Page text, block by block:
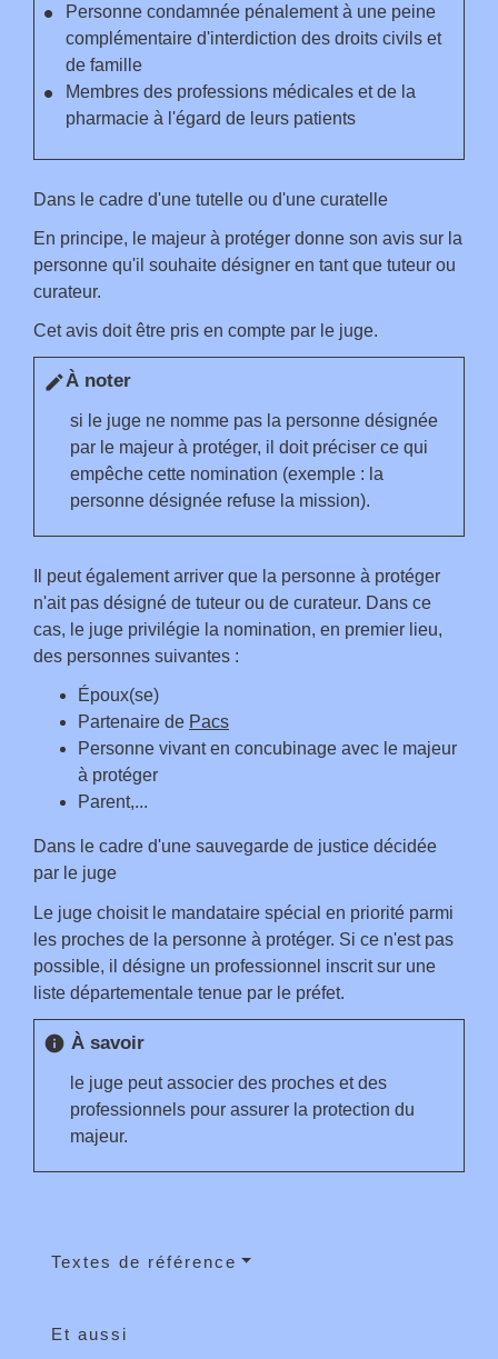
Personne condamnée pénalement à une peine
complémentaire d'interdiction des droits civils et
de famille
Membres des professions médicales et de la
pharmacie à l'égard de leurs patients
Dans le cadre d'une tutelle ou d'une curatelle
En principe, le majeur à protéger donne son avis sur la
personne qu'il souhaite désigner en tant que tuteur ou
curateur.
Cet avis doit être pris en compte par le juge.
editÀ noter
si le juge ne nomme pas la personne désignée
par le majeur à protéger, il doit préciser ce qui
empêche cette nomination (exemple : la
personne désignée refuse la mission).
Il peut également arriver que la personne à protéger
n'ait pas désigné de tuteur ou de curateur. Dans ce
cas, le juge privilégie la nomination, en premier lieu,
des personnes suivantes :
Époux(se)
Partenaire de Pacs
Personne vivant en concubinage avec le majeur
à protéger
Parent,...
Dans le cadre d'une sauvegarde de justice décidée
par le juge
Le juge choisit le mandataire spécial en priorité parmi
les proches de la personne à protéger. Si ce n'est pas
possible, il désigne un professionnel inscrit sur une
liste départementale tenue par le préfet.
info À savoir
le juge peut associer des proches et des
professionnels pour assurer la protection du
majeur.
Textes de référence
Et aussi